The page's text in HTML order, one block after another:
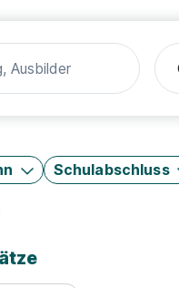
Schulabschluss